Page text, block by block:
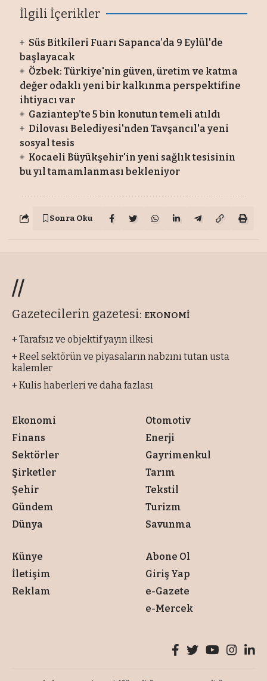
İlgili İçerikler
Süs Bitkileri Fuarı Sapanca’da 9 Eylül'de
başlayacak
Özbek: Türkiye'nin güven, üretim ve katma
değer odaklı yeni bir kalkınma perspektifine
ihtiyacı var
Gaziantep’te 5 bin konutun temeli atıldı
Dilovası Belediyesi'nden Tavşancıl'a yeni
sosyal tesis
Kocaeli Büyükşehir'in yeni sağlık tesisinin
bu yıl tamamlanması bekleniyor
Sonra Oku
//
Gazetecilerin gazetesi: EKONOMİ
+ Tarafsız ve objektif yayın ilkesi
+ Reel sektörün ve piyasaların nabzını tutan usta
kalemler
+ Kulis haberleri ve daha fazlası
Ekonomi
Finans
Sektörler
Şirketler
Şehir
Gündem
Dünya
Otomotiv
Enerji
Gayrimenkul
Tarım
Tekstil
Turizm
Savunma
Künye
İletişim
Reklam
Abone Ol
Giriş Yap
e-Gazete
e-Mercek